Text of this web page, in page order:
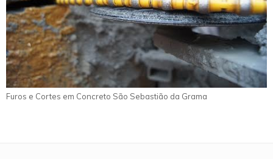
Furos e Cortes em Concreto São Sebastião da Grama